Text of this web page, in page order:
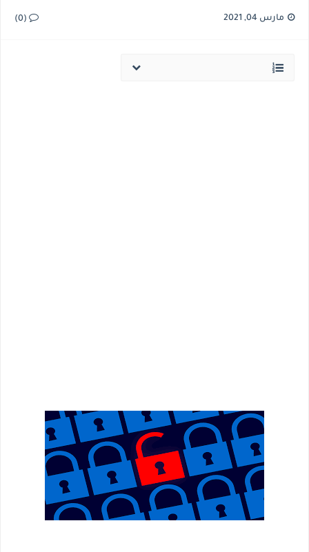
مارس 04, 2021 (0)